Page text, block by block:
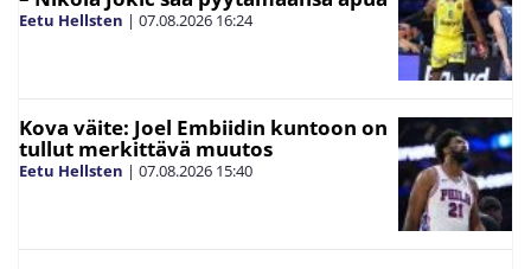
Eetu Hellsten | 07.08.2026 16:24
Kova väite: Joel Embiidin kuntoon on
tullut merkittävä muutos
Eetu Hellsten | 07.08.2026 15:40